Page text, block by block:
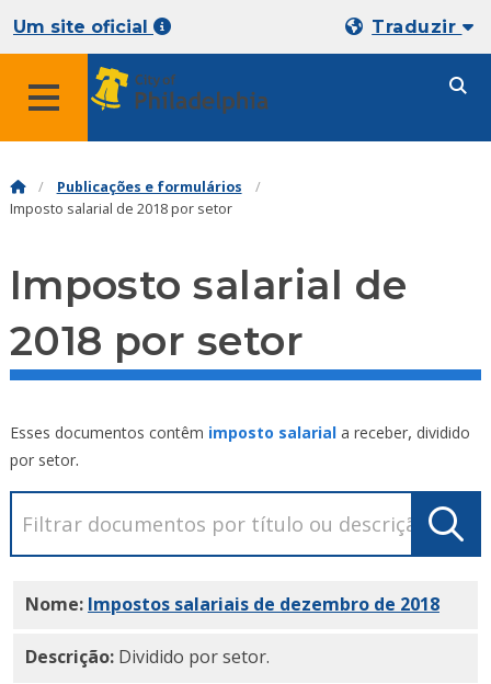
Um site oficial Traduzir
Publicações e formulários
Imposto salarial de 2018 por setor
Imposto salarial de
2018 por setor
Esses documentos contêm imposto salariala receber, dividido
por setor.
Nome: Impostos salariais de dezembro de 2018PDF
Descrição: Dividido por setor.